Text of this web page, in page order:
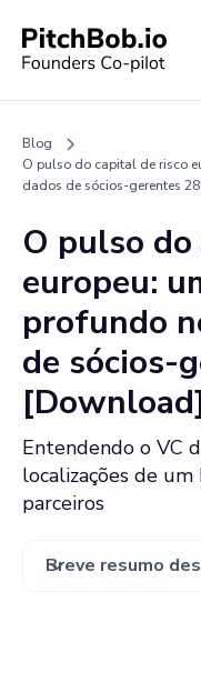
Blog
O pulso do capital de risco
dados de sócios-gerentes
O pulso
europeu:
profundo
de sócios-
Entendendo o VC
localizações de
parceiros
Breve resumo